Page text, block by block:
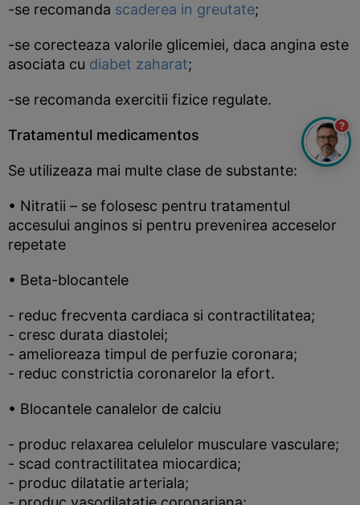
-se recomanda scaderea in greutate;
-se corecteaza valorile glicemiei, daca angina este
asociata cu diabet zaharat;
-se recomanda exercitii fizice regulate.
Tratamentul medicamentos
Se utilizeaza mai multe clase de substante:
• Nitratii – se folosesc pentru tratamentul
accesului anginos si pentru prevenirea acceselor
repetate
• Beta-blocantele
- reduc frecventa cardiaca si contractilitatea;
- cresc durata diastolei;
- amelioreaza timpul de perfuzie coronara;
- reduc constrictia coronarelor la efort.
• Blocantele canalelor de calciu
- produc relaxarea celulelor musculare vasculare;
- scad contractilitatea miocardica;
- produc dilatatie arteriala;
?